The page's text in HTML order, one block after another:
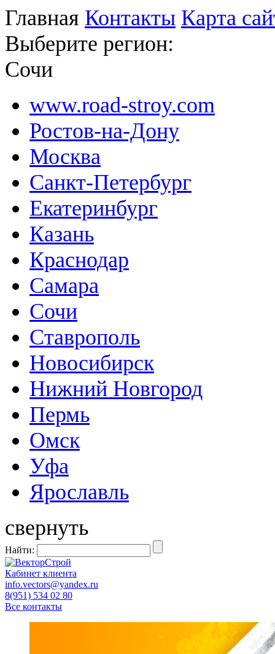
Главная Контакты Карта
Выберите регион:
Сочи
www.road-stroy.com
Ростов-на-Дону
Москва
Санкт-Петербург
Екатеринбург
Казань
Краснодар
Самара
Сочи
Ставрополь
Новосибирск
Нижний Новгород
Пермь
Омск
Уфа
Ярославль
свернуть
Найти:
Кабинет клиента
info.vectors@yandex.ru
8(951) 534 02 80
Все контакты